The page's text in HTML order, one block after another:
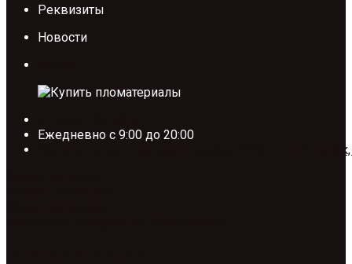
Реквизиты
Новости
Ежедневно с 9:00 до 20:00
Москва, Проектируемый проезд №134, ТП.